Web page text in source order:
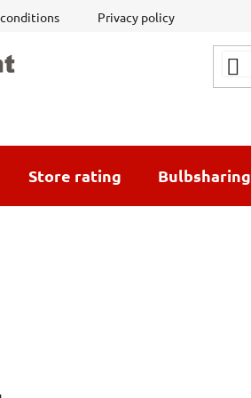
Privacy policy
Store rating Bulbsharing